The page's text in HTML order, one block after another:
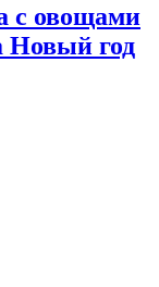
с овощами
Новый год